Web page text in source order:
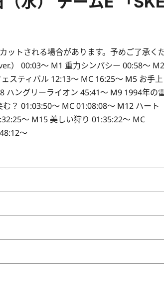
ットされる場合があります。予めご了承く
） 00:03～ M1 重力シンパシー 00:58～ M2
スティバル 12:13～ MC 16:25～ M5 お手上
ハングリーライオン 45:41～ M9 1994年の
？ 01:03:50～ MC 01:08:08～ M12 ハート
～ M15 美しい狩り 01:35:22～ MC
～